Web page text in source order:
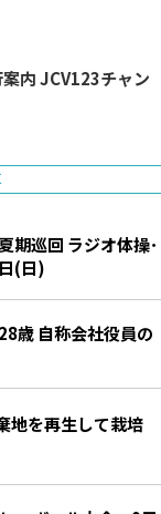
ャン
期巡回 ラジオ体操･
(日)
歳 自称会社役員の
地を再生して栽培